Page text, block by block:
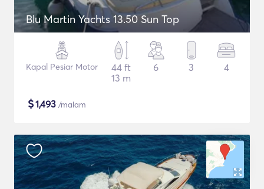
Blu Martin Yachts 13.50 Sun Top
Kapal Pesiar Motor
44 ft
13 m
6 3 4
$1,493 /malam